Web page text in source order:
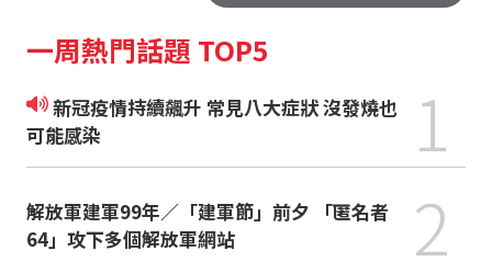
一周熱門話題 TOP5
新冠疫情持續飆升 常見八大症狀 沒發燒也
可能感染
1
解放軍建軍99年／「建軍節」前夕 「匿名者
64」攻下多個解放軍網站
2